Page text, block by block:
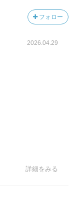
フォロー
2026.04.29
詳細をみる